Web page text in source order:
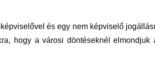
és egy nem képviselő
hogy a városi döntéseknél elmondjuk